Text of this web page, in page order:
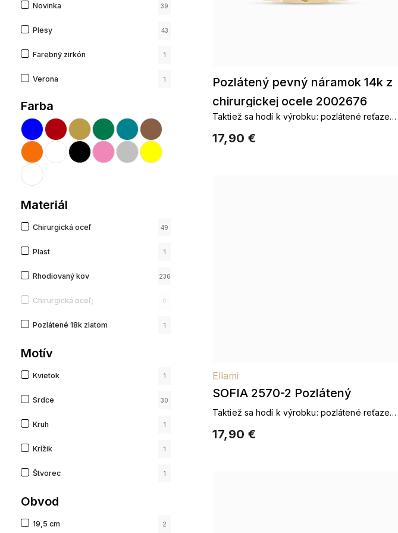
Novinka 39
Plesy 43
Farebný zirkón 1
Verona 1
Farba
Materiál
Chirurgická oceľ 49
Plast 1
Rhodiovaný kov 236
Chirurgická oceľ; 0
Pozlátené 18k zlatom 1
Pozlátené 14k zlatom
Motív
Kvietok 1
Srdce 30
Kruh 1
Krížik 1
Štvorec 1
Hviezdy
Nekonečno 2
Obvod
19,5 cm 2
Pozlátený pevný náramok 14k z
chirurgickej ocele 2002676
17,90 €
Taktiež sa hodí k výrobku: pozlátené reťaze
SOFIA 2570-2 Pozlátený
náramok z chirurgickej ocele
perleťovo biele kvietky
Ellami
17,90 €
Taktiež sa hodí k výrobku: pozlátené reťaze